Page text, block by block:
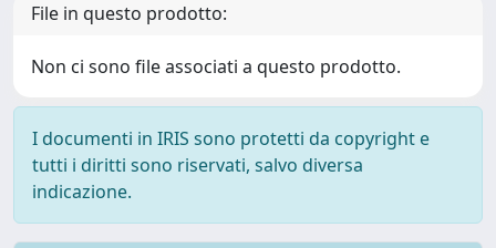
File in questo prodotto:
Non ci sono file associati a questo prodotto.
I documenti in IRIS sono protetti da copyright e
tutti i diritti sono riservati, salvo diversa
indicazione.